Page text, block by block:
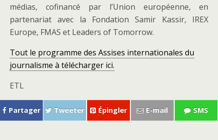
médias, cofinancé par l’Union européenne, en
partenariat avec la Fondation Samir Kassir, IREX
Europe, FMAS et Leaders of Tomorrow.
Tout le programme des Assises internationales du
journalisme à télécharger ici.
ETL
Partager Tweeter Épingler E-mail SMS